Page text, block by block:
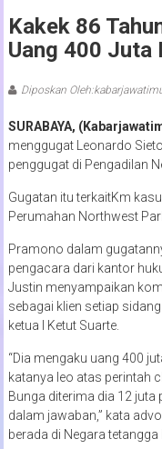
Kakek 86
Uang 400 Juta
Diposkan
SURABAYA,
menggugat Leonardo
penggugat di Pengadilan
Gugatan itu terkaitKm
Perumahan Northwest
Pramono dalam
pengacara dari kantor
Justin menyampaikan
sebagai klien setiap
ketua I Ketut Suarte.
“Dia mengaku uang 400
katanya leo atas perintah
Bunga diterima dia 12 juta
dalam jawaban,” kata
berada di Negara